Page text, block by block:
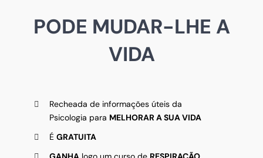
PODE MUDAR-LHE A
VIDA
Recheada de informações úteis da
Psicologia para MELHORAR A SUA VIDA
É GRATUITA